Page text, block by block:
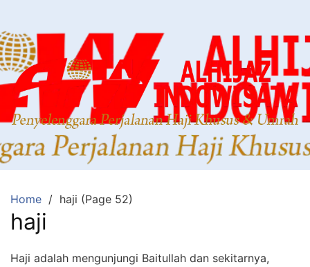
Home haji (Page 52)
haji
Haji adalah mengunjungi Baitullah dan sekitarnya,